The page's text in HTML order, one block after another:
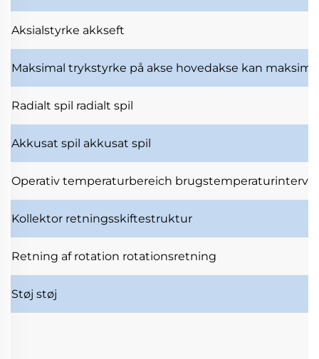
Aksialstyrke akkseft
Maksimal trykstyrke på akse hovedakse kan
Radialt spil radialt spil
Akkusat spil akkusat spil
Operativ temperaturbereich brugstemperaturinterval
Kollektor retningsskiftestruktur
Retning af rotation rotationsretning
Støj støj